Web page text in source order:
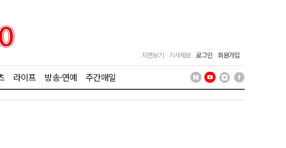
지면보기 기사제보 로그인 회원가입
라이프 방송·연예 주간매일